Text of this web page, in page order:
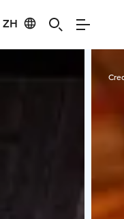
ZH